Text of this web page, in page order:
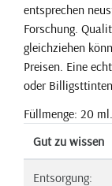
entsprechen
Forschung.
gleichziehen
Preisen. Eine
oder Billigsttinten.
Füllmenge: 20
Gut zu wissen
Entsorgung: